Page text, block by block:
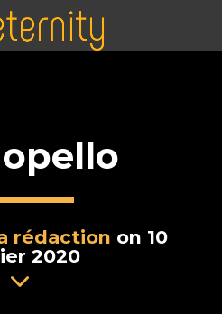
rédaction on 10
2020